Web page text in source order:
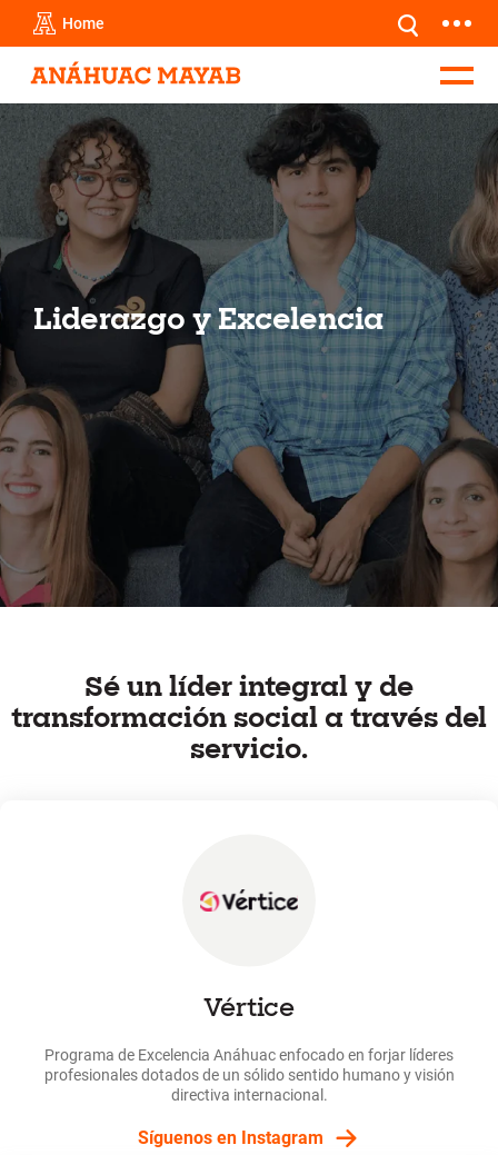
Home
Liderazgo y Excelencia
Sé un líder integral y de
transformación social a través del
servicio.
Vértice
Programa de Excelencia Anáhuac enfocado en forjar líderes
profesionales dotados de un sólido sentido humano y visión
directiva internacional.
Síguenos en Instagram